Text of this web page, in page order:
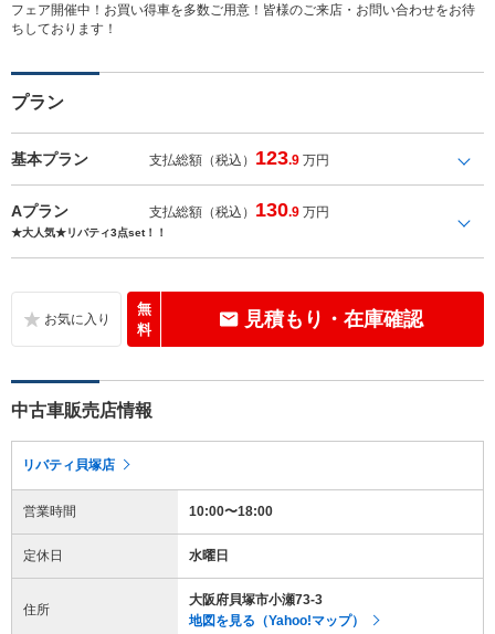
フェア開催中！お買い得車を多数ご用意！皆様のご来店・お問い合わせをお待
ちしております！
プラン
基本プラン 支払総額（税込） 123.9 万円
Aプラン 支払総額（税込） 130.9 万円
★大人気★リバティ3点set！！
無
料
見積もり・在庫確認
中古車販売店情報
リバティ貝塚店
営業時間 10:00〜18:00
定休日 水曜日
住所
大阪府貝塚市小瀬73-3
地図を見る（Yahoo!マップ）